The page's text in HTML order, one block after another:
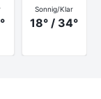
Sonnig/Klar
18° / 34°